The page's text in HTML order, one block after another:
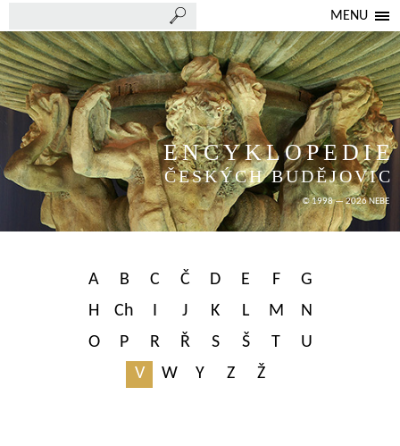
MENU
ENCYKLOPEDIE
ČESKÝCH BUDĚJOVIC
© 1998 — 2026 NEBE
A B C Č D E F
G
H
Ch I J K L M
N
O
P R Ř S Š T
U
V
W Y Z Ž